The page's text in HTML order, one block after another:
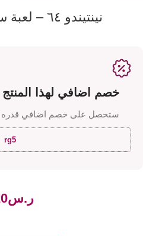
نينتيندو ٦٤ – لعبة سباق ديدي كونق
خصم اضافي لهذا المنتج
ستحصل على خصم اضافي قدره 5% عن استخدامك للكود
rg5
ر.س